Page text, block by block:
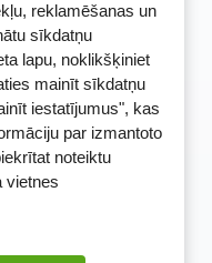
reklamēšanas un
sīkdatņu
lapu, noklikšķiniet
mainīt sīkdatņu
iestatījumus", kas
par izmantoto
noteiktu
vietnes
2130